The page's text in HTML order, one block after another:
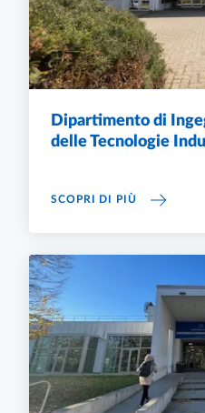
Dipartimento di
delle Tecnologie
SCOPRI DI PIÙ